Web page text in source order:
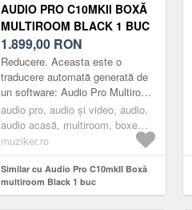
AUDIO PRO C10MKII BOXĂ
MULTIROOM BLACK 1 BUC
1.899,00 RON
Reducere. Aceasta este o
traducere automată generată de
un software: Audio Pro Multiroom
cu AirPlay2 și ChromeCast.
Sunet în mai multe camere și
utilizare pe...
audio pro, audio și video, audio,
audio acasă, multiroom, boxe
multiroom, black
muziker.ro
Similar cu Audio Pro C10mkII Boxă
multiroom Black 1 buc